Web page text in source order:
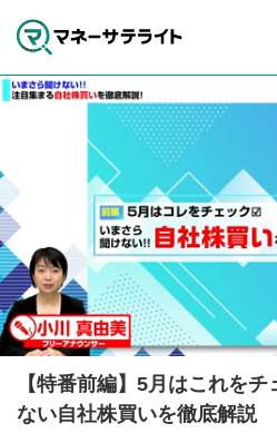
【特番前編】5月はこれを
ない自社株買いを徹底解説